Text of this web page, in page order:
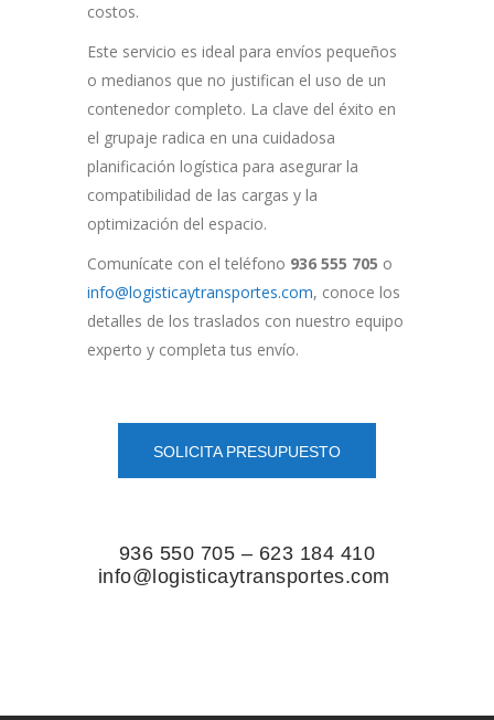
costos.
Este servicio es ideal para envíos pequeños
o medianos que no justifican el uso de un
contenedor completo. La clave del éxito en
el grupaje radica en una cuidadosa
planificación logística para asegurar la
compatibilidad de las cargas y la
optimización del espacio.
Comunícate con el teléfono 936 555 705 o
info@logisticaytransportes.com, conoce los
detalles de los traslados con nuestro equipo
experto y completa tus envío.
SOLICITA PRESUPUESTO
936 550 705 – 623 184 410
info@logisticaytransportes.com